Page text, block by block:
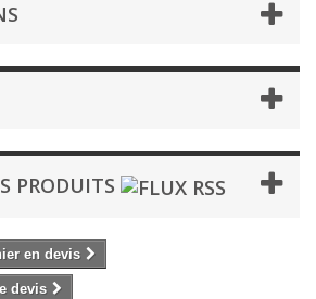
PRODUITS
en devis
devis